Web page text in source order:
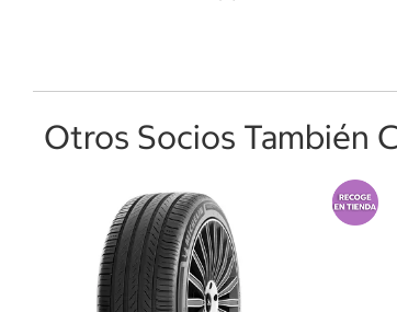
Otros Socios También